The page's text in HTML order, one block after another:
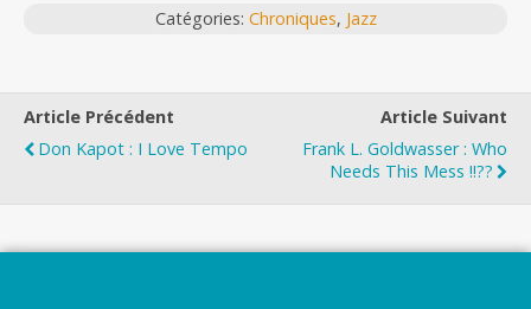
Catégories: Chroniques, Jazz
Article Précédent
Don Kapot : I Love Tempo
Article Suivant
Frank L. Goldwasser : Who
Needs This Mess !!??